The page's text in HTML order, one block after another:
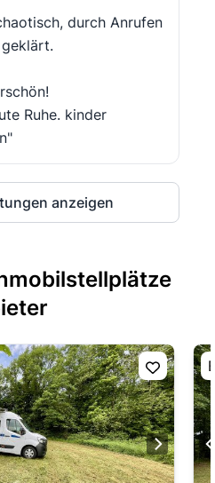
durch Anrufen
Ruhe. kinder
anzeigen